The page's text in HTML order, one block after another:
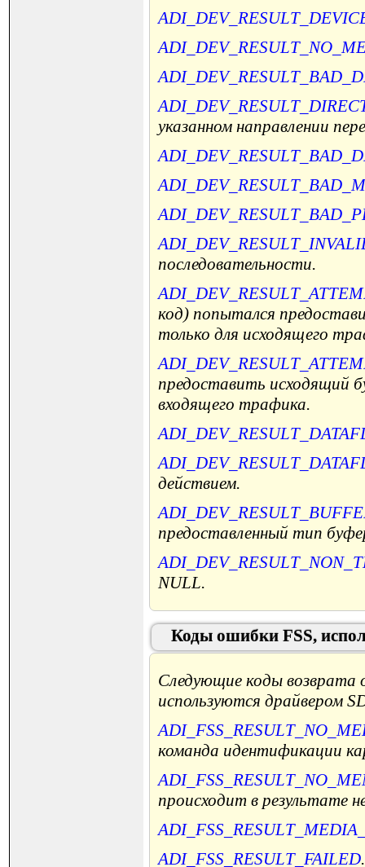
указанном направлении
последовательности.
код) попытался
только для исходящего
предоставить исходящий
входящего трафика.
действием.
предоставленный тип
NULL.
Коды ошибки FSS,
Следующие коды возврата
используются драйвером
команда идентификации
происходит в результате
ADI_FSS_RESULT_FAILED